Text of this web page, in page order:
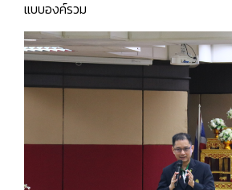
แบบองค์รวม